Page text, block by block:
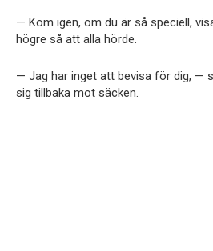
— Kom igen, om du är så speciell,
högre så att alla hörde.
— Jag har inget att bevisa för dig, —
sig tillbaka mot säcken.